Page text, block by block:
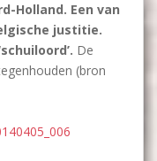
Holland. Een van
justitie.
De
(bron